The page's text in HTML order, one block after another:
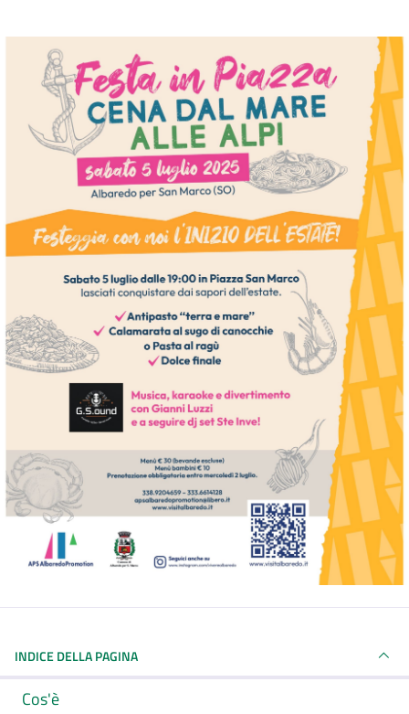
INDICE DELLA PAGINA
Cos'è